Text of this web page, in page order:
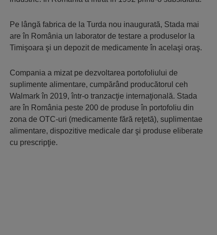
Pe lângă fabrica de la Turda nou inaugurată, Stada mai
are în România un laborator de testare a produselor la
Timişoara şi un depozit de medicamente în acelaşi oraş.
Compania a mizat pe dezvoltarea portofoliului de
suplimente alimentare, cumpărând producătorul ceh
Walmark în 2019, într-o tranzacţie internaţională. Stada
are în România peste 200 de produse în portofoliu din
zona de OTC-uri (medicamente fără reţetă), suplimentae
alimentare, dispozitive medicale dar şi produse eliberate
cu prescripţie.